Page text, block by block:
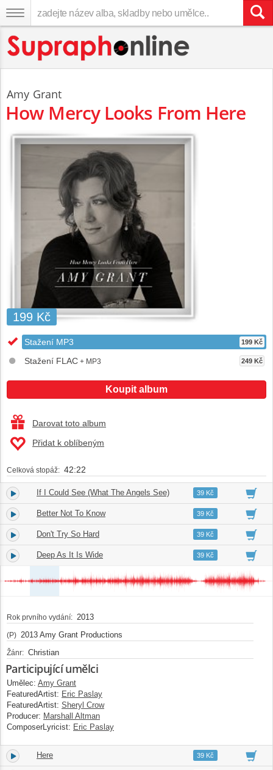
Amy Grant
How Mercy Looks From Here
199 Kč
Stažení MP3 199 Kč
Stažení FLAC + MP3 249 Kč
Koupit album
Darovat toto album
Přidat k oblíbeným
Celková stopáž: 42:22
1. If I Could See (What The Angels See) 03:5839 Kč
2. Better Not To Know 04:2639 Kč
3. Don't Try So Hard 03:4539 Kč
4. Deep As It Is Wide 04:3539 Kč
Rok prvního vydání: 2013
(P) 2013 Amy Grant Productions
Žánr: Christian
Participující umělci
Umělec: Amy Grant
FeaturedArtist: Eric Paslay
FeaturedArtist: Sheryl Crow
Producer: Marshall Altman
ComposerLyricist: Eric Paslay
5. Here 03:3339 Kč